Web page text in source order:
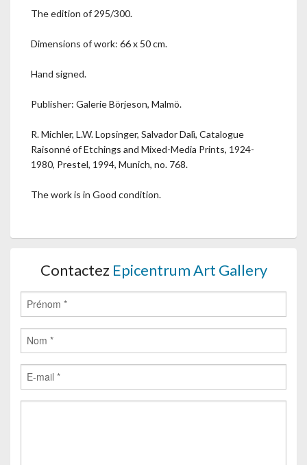
The edition of 295/300.
Dimensions of work: 66 x 50 cm.
Hand signed.
Publisher: Galerie Börjeson, Malmö.
R. Michler, L.W. Lopsinger, Salvador Dalì, Catalogue
Raisonné of Etchings and Mixed-Media Prints, 1924-
1980, Prestel, 1994, Munich, no. 768.
The work is in Good condition.
Contactez Epicentrum Art Gallery